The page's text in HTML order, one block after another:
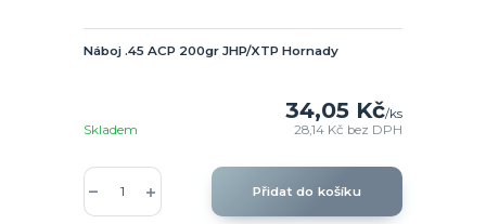
Náboj .45 ACP 200gr JHP/XTP Hornady
34,05 Kč/ks
28,14 Kč bez DPH
Skladem
Přidat do košíku